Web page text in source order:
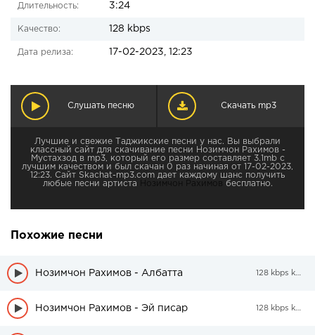
Длительность: 3:24
Качество: 128 kbps
Дата релиза: 17-02-2023, 12:23
Слушать песню Скачать mp3
Лучшие и свежие Таджикские песни у нас. Вы выбрали
классный сайт для скачивание песни Нозимчон Рахимов -
Мустахзод в mp3, который его размер составляет 3.1mb с
лучшим качеством и был скачан 0 раз начиная от 17-02-2023,
12:23. Сайт Skachat-mp3.com дает каждому шанс получить
любые песни артиста
Нозимчон Рахимов бесплатно.
Похожие песни
Нозимчон Рахимов - Албатта 128 kbps kbps
Нозимчон Рахимов - Эй писар 128 kbps kbps